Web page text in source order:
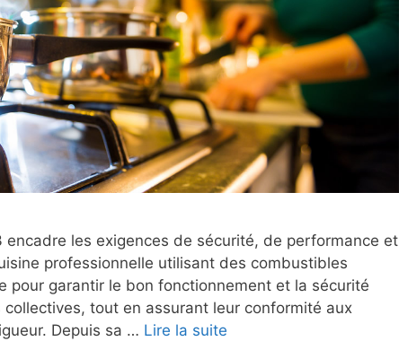
encadre les exigences de sécurité, de performance et
professionnelle utilisant des combustibles
pour garantir le bon fonctionnement et la sécurité
tout en assurant leur conformité aux
Depuis sa … Lire la suite